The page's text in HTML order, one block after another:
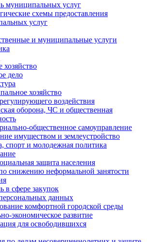
муниципальных услуг
схемы предоставления
услуг
и муниципальные услуги
хозяйство
дело
хозяйство
воздействия
оборона, ЧС и общественная
общественное самоуправление
имуществом и землеустройство
спорт и молодежная политика
защита населения
снижению неформальной занятости
в сфере закупок
данных
комфортной городской среды
экономическое развитие
для освободившихся